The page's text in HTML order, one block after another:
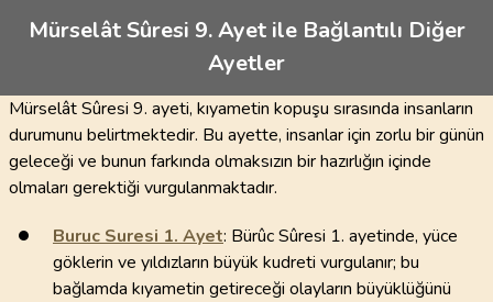
Mürselât Sûresi 9. Ayet ile Bağlantılı Diğer
Ayetler
Mürselât Sûresi 9. ayeti, kıyametin kopuşu sırasında insanların
durumunu belirtmektedir. Bu ayette, insanlar için zorlu bir günün
geleceği ve bunun farkında olmaksızın bir hazırlığın içinde
olmaları gerektiği vurgulanmaktadır.
Buruc Suresi 1. Ayet: Bürûc Sûresi 1. ayetinde, yüce
göklerin ve yıldızların büyük kudreti vurgulanır; bu
bağlamda kıyametin getireceği olayların büyüklüğünü